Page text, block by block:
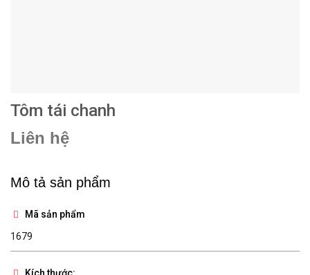
Tôm tái chanh
Liên hệ
Mô tả sản phẩm
Mã sản phẩm
1679